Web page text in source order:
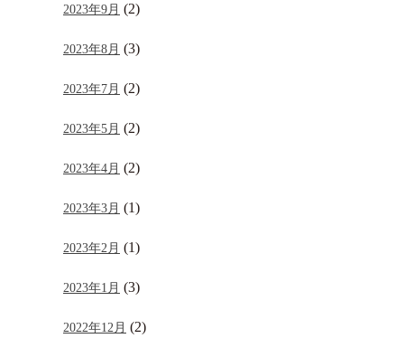
2023年9月 (2)
2023年8月 (3)
2023年7月 (2)
2023年5月 (2)
2023年4月 (2)
2023年3月 (1)
2023年2月 (1)
2023年1月 (3)
2022年12月 (2)